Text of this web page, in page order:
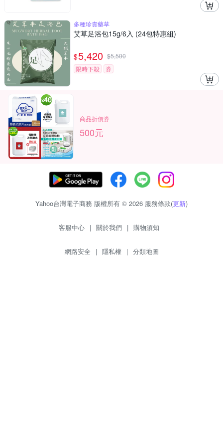
多種珍貴藥草
艾草足浴包15g/6入 (24包特惠組)
$5,420 $5,500
限時下殺
券
商品折價券
500元
Yahoo台灣電子商務 版權所有 © 2026 服務條款(更新)
客服中心 | 關於我們 | 購物須知
網路安全 | 隱私權 | 分類地圖